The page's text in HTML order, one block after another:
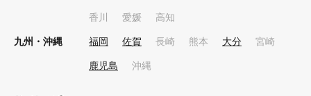
香川 愛媛 高知
九州・沖縄 福岡 佐賀 長崎 熊本 大分 宮崎
鹿児島 沖縄